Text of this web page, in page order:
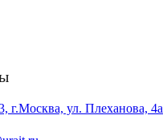
г.Москва, ул. Плеханова, 4а